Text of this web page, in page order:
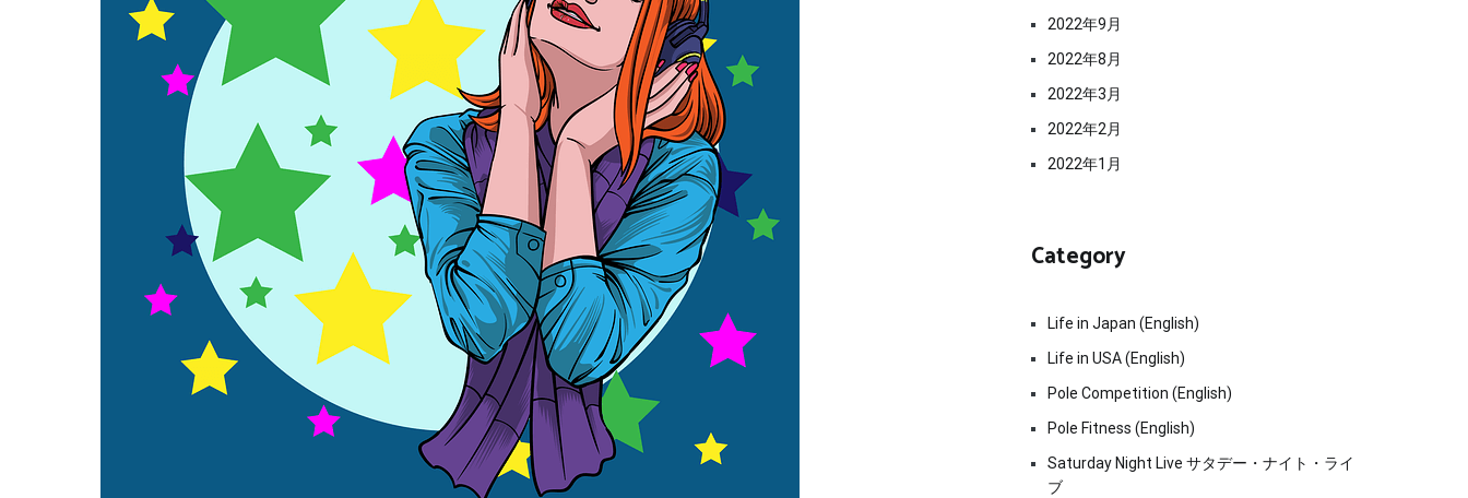
2022年9月
2022年8月
2022年3月
2022年2月
2022年1月
Category
Life in Japan (English)
Life in USA (English)
Pole Competition (English)
Pole Fitness (English)
Saturday Night Live サタデー・ナイト・ライ
ブ